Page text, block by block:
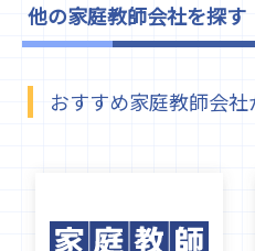
他の家庭教師会社を探す
おすすめ家庭教師会社